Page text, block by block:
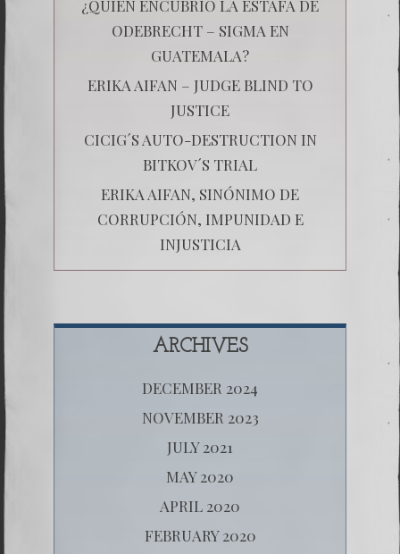
¿QUIÉN ENCUBRIÓ LA ESTAFA DE
ODEBRECHT – SIGMA EN
GUATEMALA?
ERIKA AIFAN – JUDGE BLIND TO
JUSTICE
CICIG´S AUTO-DESTRUCTION IN
BITKOV´S TRIAL
ERIKA AIFAN, SINÓNIMO DE
CORRUPCIÓN, IMPUNIDAD E
INJUSTICIA
ARCHIVES
DECEMBER 2024
NOVEMBER 2023
JULY 2021
MAY 2020
APRIL 2020
FEBRUARY 2020